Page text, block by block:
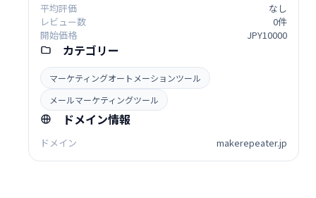
平均評価
なし
レビュー数
0件
開始価格
JPY10000
カテゴリー
マーケティングオートメーションツール
メールマーケティングツール
ドメイン情報
ドメイン makerepeater.jp